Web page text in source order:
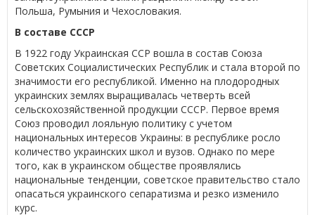
Польша, Румыния и Чехословакия.
В составе СССР
В 1922 году Украинская ССР вошла в состав Союза
Советских Социалистических Республик и стала второй по
значимости его республикой. Именно на плодородных
украинских землях выращивалась четверть всей
сельскохозяйственной продукции СССР. Первое время
Союз проводил лояльную политику с учетом
национальных интересов Украины: в республике росло
количество украинских школ и вузов. Однако по мере
того, как в украинском обществе проявлялись
национальные тенденции, советское правительство стало
опасаться украинского сепаратизма и резко изменило
курс.